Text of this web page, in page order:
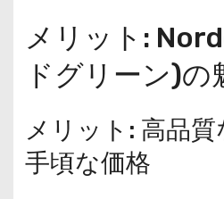
メリット:
ドグリーン)の
メリット: 高品
手頃な価格